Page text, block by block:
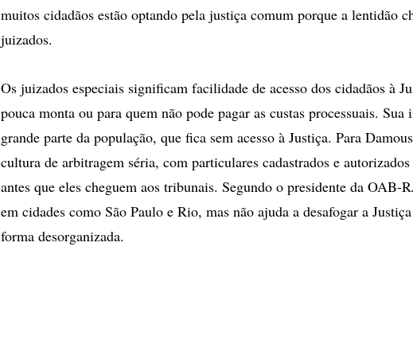
muitos cidadãos estão optando pela justiça comum porque a lentidão
juizados.
Os juizados especiais significam facilidade de acesso dos cidadãos à
pouca monta ou para quem não pode pagar as custas processuais.
grande parte da população, que fica sem acesso à Justiça. Para
cultura de arbitragem séria, com particulares cadastrados e
antes que eles cheguem aos tribunais. Segundo o presidente da OAB-
em cidades como São Paulo e Rio, mas não ajuda a desafogar a
forma desorganizada.